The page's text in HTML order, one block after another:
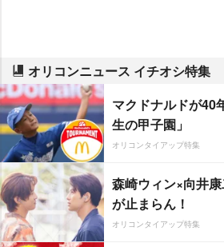
オリコンニュース イチオシ特集
マクドナルドが40
生の甲子園」
オリコンタイアップ特集
森崎ウィン×向井
が止まらん！
オリコンタイアップ特集